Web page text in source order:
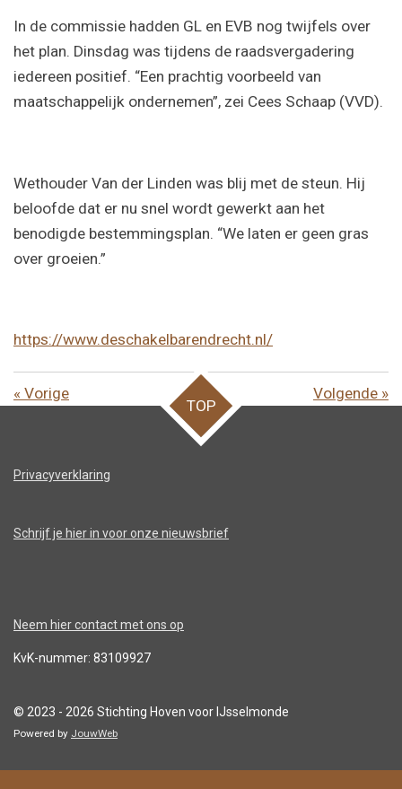
In de commissie hadden GL en EVB nog twijfels over
het plan. Dinsdag was tijdens de raadsvergadering
iedereen positief. “Een prachtig voorbeeld van
maatschappelijk ondernemen”, zei Cees Schaap (VVD).
Wethouder Van der Linden was blij met de steun. Hij
beloofde dat er nu snel wordt gewerkt aan het
benodigde bestemmingsplan. “We laten er geen gras
over groeien.”
https://www.deschakelbarendrecht.nl/
« Vorige Volgende »
TOP
Privacyverklaring
Schrijf je hier in voor onze nieuwsbrief
Neem hier contact met ons op
KvK-nummer: 83109927
© 2023 - 2026 Stichting Hoven voor IJsselmonde
Powered by JouwWeb